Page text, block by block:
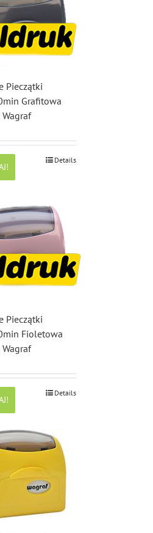
Pieczątki
Grafitowa
Details
Pieczątki
Fioletowa
Details